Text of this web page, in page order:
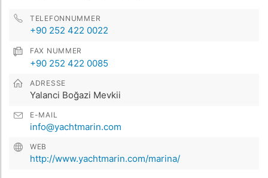
TELEFONNUMMER
+90 252 422 0022
FAX NUMMER
+90 252 422 0085
ADRESSE
Yalanci Boğazi Mevkii
E-MAIL
info@yachtmarin.com
WEB
http://www.yachtmarin.com/marina/